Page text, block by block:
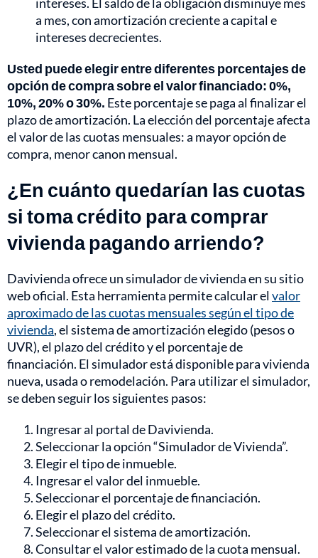
a mes, con amortización creciente a capital e
intereses decrecientes.
Usted puede elegir entre diferentes porcentajes de
opción de compra sobre el valor financiado: 0%,
10%, 20% o 30%. Este porcentaje se paga al finalizar el
plazo de amortización. La elección del porcentaje afecta
el valor de las cuotas mensuales: a mayor opción de
compra, menor canon mensual.
¿En cuánto quedarían las cuotas
si toma crédito para comprar
vivienda pagando arriendo?
Davivienda ofrece un simulador de vivienda en su sitio
web oficial. Esta herramienta permite calcular elvalor
aproximado de las cuotas mensuales según el tipo de
vivienda, el sistema de amortización elegido (pesos o
UVR), el plazo del crédito y el porcentaje de
financiación. El simulador está disponible para vivienda
nueva, usada o remodelación. Para utilizar el simulador,
se deben seguir los siguientes pasos:
Ingresar al portal de Davivienda.
Seleccionar la opción “Simulador de Vivienda”.
Elegir el tipo de inmueble.
Ingresar el valor del inmueble.
Seleccionar el porcentaje de financiación.
Elegir el plazo del crédito.
Seleccionar el sistema de amortización.
Consultar el valor estimado de la cuota mensual.